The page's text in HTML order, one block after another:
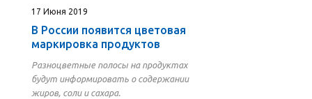
17 Июня 2019
В России появится цветовая
маркировка продуктов
Разноцветные полосы на продуктах
будут информировать о содержании
жиров, соли и сахара.